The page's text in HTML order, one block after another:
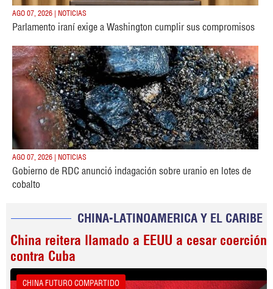
AGO 07, 2026 | NOTICIAS
Parlamento iraní exige a Washington cumplir sus compromisos
AGO 07, 2026 | NOTICIAS
Gobierno de RDC anunció indagación sobre uranio en lotes de
cobalto
CHINA-LATINOAMERICA Y EL CARIBE
China reitera llamado a EEUU a cesar coerción
contra Cuba
CHINA FUTURO COMPARTIDO